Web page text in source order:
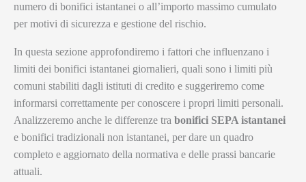
numero di bonifici istantanei o all’importo massimo cumulato
per motivi di sicurezza e gestione del rischio.
In questa sezione approfondiremo i fattori che influenzano i
limiti dei bonifici istantanei giornalieri, quali sono i limiti più
comuni stabiliti dagli istituti di credito e suggeriremo come
informarsi correttamente per conoscere i propri limiti personali.
Analizzeremo anche le differenze tra bonifici SEPA istantanei
e bonifici tradizionali non istantanei, per dare un quadro
completo e aggiornato della normativa e delle prassi bancarie
attuali.